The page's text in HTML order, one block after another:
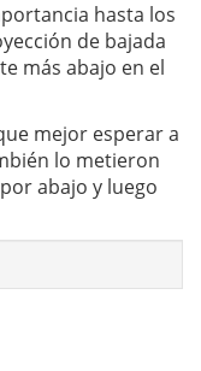
hasta los
de bajada
más abajo en el
mejor esperar a
lo metieron
abajo y luego